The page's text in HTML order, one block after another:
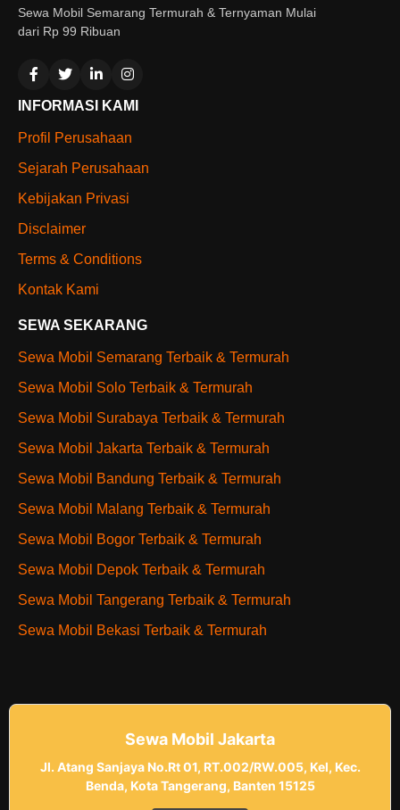
Sewa Mobil Semarang Termurah & Ternyaman Mulai
dari Rp 99 Ribuan
INFORMASI KAMI
Profil Perusahaan
Sejarah Perusahaan
Kebijakan Privasi
Disclaimer
Terms & Conditions
Kontak Kami
SEWA SEKARANG
Sewa Mobil Semarang Terbaik & Termurah
Sewa Mobil Solo Terbaik & Termurah
Sewa Mobil Surabaya Terbaik & Termurah
Sewa Mobil Jakarta Terbaik & Termurah
Sewa Mobil Bandung Terbaik & Termurah
Sewa Mobil Malang Terbaik & Termurah
Sewa Mobil Bogor Terbaik & Termurah
Sewa Mobil Depok Terbaik & Termurah
Sewa Mobil Tangerang Terbaik & Termurah
Sewa Mobil Bekasi Terbaik & Termurah
Sewa Mobil Jakarta
Jl. Atang Sanjaya No.Rt 01, RT.002/RW.005, Kel, Kec.
Benda, Kota Tangerang, Banten 15125